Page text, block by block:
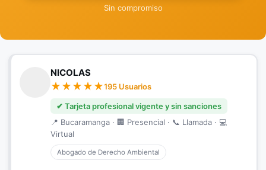
Sin compromiso
NICOLAS
195 Usuarios
✔ Tarjeta profesional vigente y sin sanciones
📍 Bucaramanga · 🏢 Presencial · 📞 Llamada · 💻
Virtual
Abogado de Derecho Ambiental